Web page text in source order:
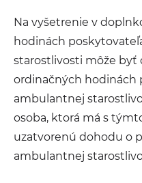
Na vyšetrenie v
hodinách
starostlivosti môže byť
ordinačných hodinách
ambulantnej
osoba, ktorá má s
uzatvorenú dohodu o
ambulantnej